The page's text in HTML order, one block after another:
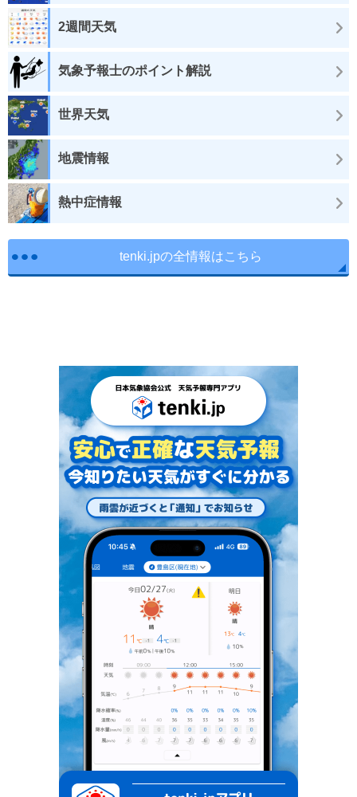
2週間天気
気象予報士のポイント解説
世界天気
地震情報
熱中症情報
tenki.jpの全情報はこちら